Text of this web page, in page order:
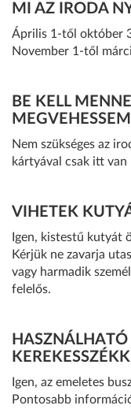
MI AZ IRODA
Április 1-től október
November 1-től
BE KELL
Nem szükséges az
kártyával csak itt van
VIHETEK
Igen, kistestű kutyát
Kérjük ne zavarja
vagy harmadik
felelős.
HASZNÁLHATÓ
Igen, az emeletes
Pontosabb